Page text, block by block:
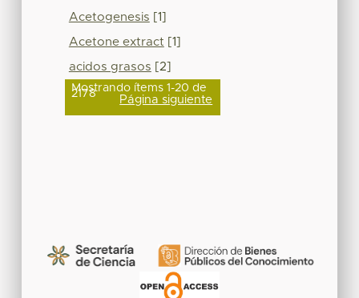
Acetogenesis [1]
Acetone extract [1]
acidos grasos [2]
Mostrando ítems 1-20 de
2178 Página siguiente